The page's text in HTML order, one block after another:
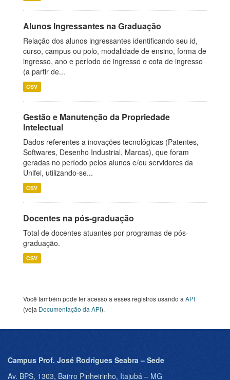
Alunos Ingressantes na Graduação
Relação dos alunos ingressantes identificando seu id,
curso, campus ou polo, modalidade de ensino, forma de
ingresso, ano e período de ingresso e cota de ingresso
(a partir de...
CSV
Gestão e Manutenção da Propriedade
Intelectual
Dados referentes a inovações tecnológicas (Patentes,
Softwares, Desenho Industrial, Marcas), que foram
geradas no período pelos alunos e/ou servidores da
Unifei, utilizando-se...
CSV
Docentes na pós-graduação
Total de docentes atuantes por programas de pós-
graduação.
CSV
Você também pode ter acesso a esses registros usando a API
(veja Documentação da API).
Campus Prof. José Rodrigues Seabra – Sede
Av. BPS, 1303, Bairro Pinheirinho, Itajubá – MG